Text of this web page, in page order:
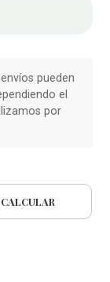
pueden
el
por
CALCULAR